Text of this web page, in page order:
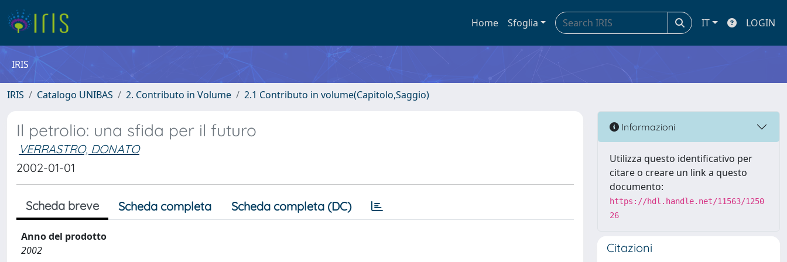
Home Sfoglia IT LOGIN
IRIS
IRIS Catalogo UNIBAS 2. Contributo in Volume 2.1 Contributo in volume(Capitolo,Saggio)
Il petrolio: una sfida per il futuro
VERRASTRO, DONATO
2002-01-01
Scheda breve Scheda completa Scheda completa (DC)
Anno del prodotto
2002
Informazioni
Utilizza questo identificativo per
citare o creare un link a questo
documento:
https://hdl.handle.net/11563/1250
26
Citazioni